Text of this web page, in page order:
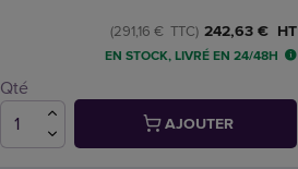
242,63 € HT
(291,16 € TTC)
EN STOCK, LIVRÉ EN 24/48H
Qté
AJOUTER